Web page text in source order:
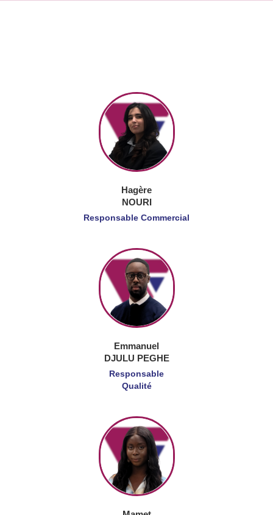
Hagère
NOURI
Responsable Commercial
Emmanuel
DJULU PEGHE
Responsable
Qualité